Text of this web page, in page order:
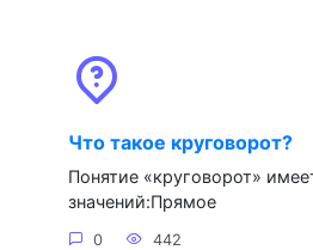
Что такое круговорот?
Понятие «круговорот»
значений:Прямое
0 442